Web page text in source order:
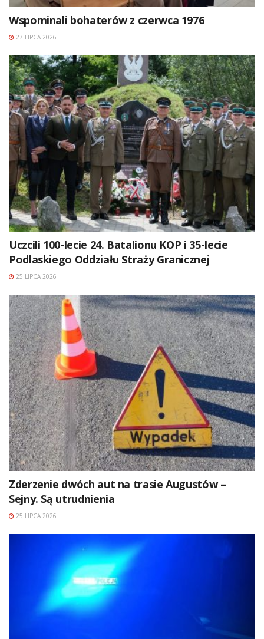
Wspominali bohaterów z czerwca 1976
27 LIPCA 2026
Uczcili 100-lecie 24. Batalionu KOP i 35-lecie
Podlaskiego Oddziału Straży Granicznej
25 LIPCA 2026
Zderzenie dwóch aut na trasie Augustów –
Sejny. Są utrudnienia
25 LIPCA 2026